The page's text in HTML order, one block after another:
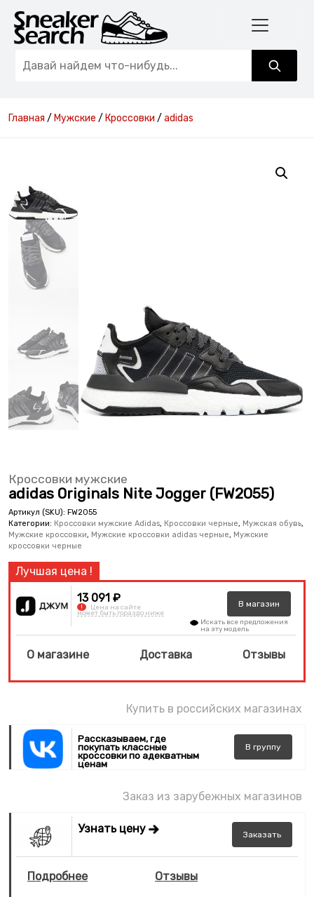
Главная / Мужские / Кроссовки / adidas
Кроссовки мужские
adidas Originals Nite Jogger (FW2055)
Артикул (SKU): FW2055
Категории: Кроссовки мужские Adidas, Кроссовки черные, Мужская обувь,
Мужские кроссовки, Мужские кроссовки adidas черные, Мужские
кроссовки черные
13 091 ₽
! Цена на сайте
может быть гораздо ниже
В магазин
Искать все предложения
на эту модель
О магазине Доставка Отзывы
Купить в российских магазинах
Рассказываем, где
покупать классные
кроссовки по адекватным
ценам
В группу
Заказ из зарубежных магазинов
Узнать цену Заказать
Подробнее Отзывы